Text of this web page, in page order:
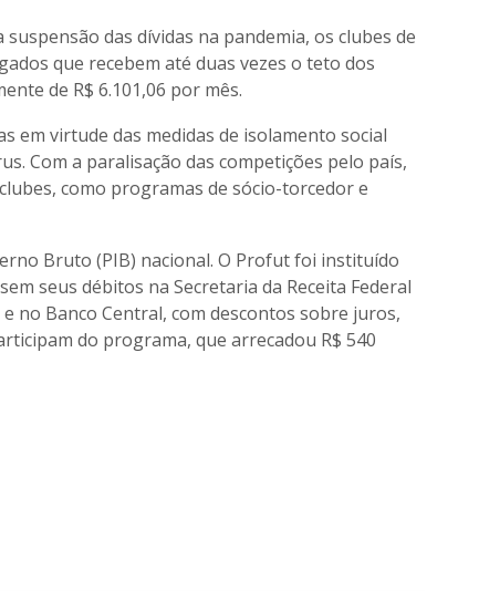
das dívidas na pandemia, os clubes de
que recebem até duas vezes o teto dos
de R$ 6.101,06 por mês.
em virtude das medidas de isolamento social
Com a paralisação das competições pelo país,
como programas de sócio-torcedor e
Bruto (PIB) nacional. O Profut foi instituído
seus débitos na Secretaria da Receita Federal
no Banco Central, com descontos sobre juros,
do programa, que arrecadou R$ 540